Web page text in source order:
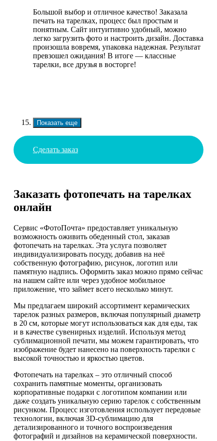
Большой выбор и отличное качество! Заказала
печать на тарелках, процесс был простым и
понятным. Сайт интуитивно удобный, можно
легко загрузить фото и настроить дизайн. Доставка
произошла вовремя, упаковка надежная. Результат
превзошел ожидания! В итоге — классные
тарелки, все друзья в восторге!
Показать еще
Сделать заказ
Заказать фотопечать на тарелках
онлайн
Сервис «ФотоПочта» предоставляет уникальную
возможность оживить обеденный стол, заказав
фотопечать на тарелках. Эта услуга позволяет
индивидуализировать посуду, добавив на неё
собственную фотографию, рисунок, логотип или
памятную надпись. Оформить заказ можно прямо сейчас
на нашем сайте или через удобное мобильное
приложение, что займет всего несколько минут.
Мы предлагаем широкий ассортимент керамических
тарелок разных размеров, включая популярный диаметр
в 20 см, которые могут использоваться как для еды, так
и в качестве сувенирных изделий. Используя метод
сублимационной печати, мы можем гарантировать, что
изображение будет нанесено на поверхность тарелки с
высокой точностью и яркостью цветов.
Фотопечать на тарелках – это отличный способ
сохранить памятные моменты, организовать
корпоративные подарки с логотипом компании или
даже создать уникальную серию тарелок с собственным
рисунком. Процесс изготовления использует передовые
технологии, включая 3D-сублимацию для
детализированного и точного воспроизведения
фотографий и дизайнов на керамической поверхности.